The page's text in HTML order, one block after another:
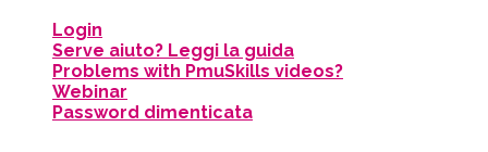
Login
Serve aiuto? Leggi la guida
Problems with PmuSkills videos?
Webinar
Password dimenticata